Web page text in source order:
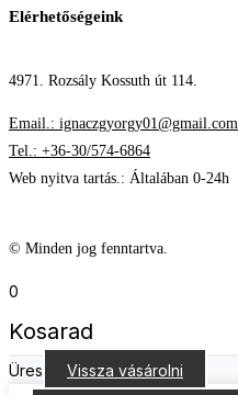
Elérhetőségeink
4971. Rozsály Kossuth út 114.
Email.: ignaczgyorgy01@gmail.com
Tel.: +36-30/574-6864
Web nyitva tartás.: Általában 0-24h
© Minden jog fenntartva.
0
Kosarad
Üres Vissza vásárolni